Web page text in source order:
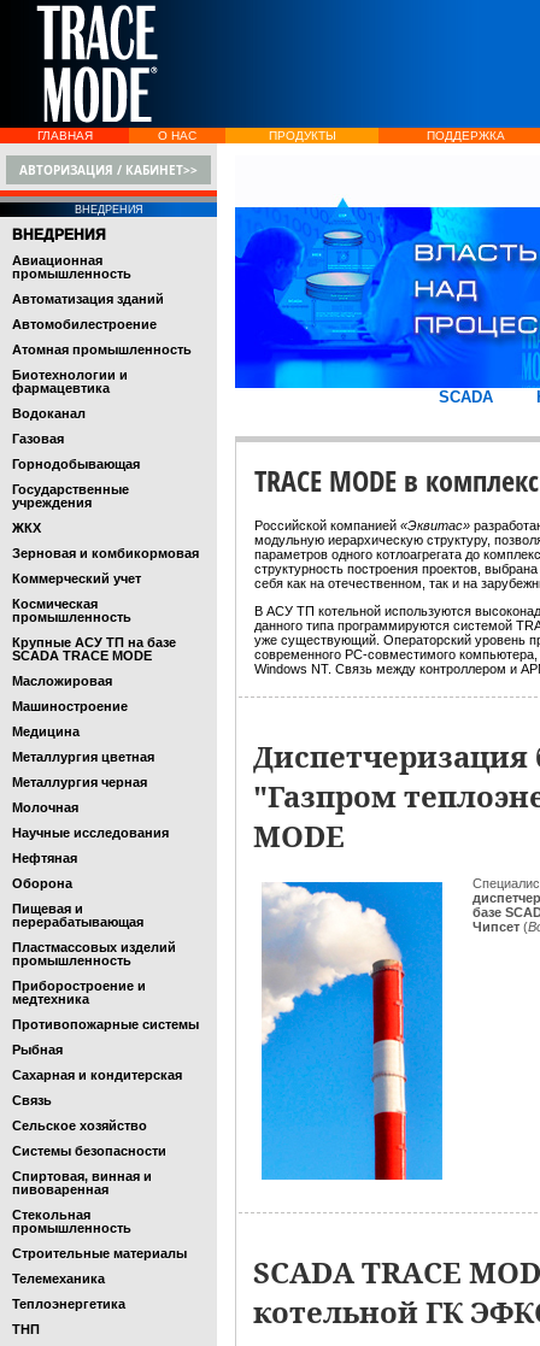
ГЛАВНАЯ О НАС ПРОДУКТЫ ПОДДЕРЖКА
АВТОРИЗАЦИЯ / КАБИНЕТ>>
ВНЕДРЕНИЯ
ВНЕДРЕНИЯ
Авиационная
промышленность
Автоматизация зданий
Автомобилестроение
Атомная промышленность
Биотехнологии и
фармацевтика
Водоканал
Газовая
Горнодобывающая
Государственные
учреждения
ЖКХ
Зерновая и комбикормовая
Коммерческий учет
Космическая
промышленность
Крупные АСУ ТП на базе
SCADA TRACE MODE
Масложировая
Машиностроение
Медицина
Металлургия цветная
Металлургия черная
Молочная
Научные исследования
Нефтяная
Оборона
Пищевая и
перерабатывающая
Пластмассовых изделий
промышленность
Приборостроение и
медтехника
Противопожарные системы
Рыбная
Сахарная и кондитерская
Связь
Сельское хозяйство
Системы безопасности
Спиртовая, винная и
пивоваренная
Стекольная
промышленность
Строительные материалы
Телемеханика
Теплоэнергетика
ТНП
SCADA
TRACE MODE в
Российской компанией «Эквитас»
модульную иерархическую структуру,
параметров одного котлоагрегата до
структурность построения проектов,
себя как на отечественном, так и на
В АСУ ТП котельной используются
данного типа программируются системой
уже существующий. Операторский уровень
современного PC-совместимого
Windows NT. Связь между контроллером и
"Газпром
MODE
базе
Чипсет (
SCADA TRACE
котельной ГК